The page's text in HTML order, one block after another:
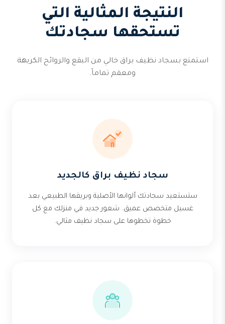
النتيجة المثالية التي
تستحقها سجادتك
استمتع بسجاد نظيف براق خالي من البقع والروائح الكريهة
ومعقم تماماً.
سجاد نظيف براق كالجديد
ستستعيد سجادتك ألوانها الأصلية وبريقها الطبيعي بعد
غسيل متخصص عميق. شعور جديد في منزلك مع كل
خطوة تخطوها على سجاد نظيف مثالي.